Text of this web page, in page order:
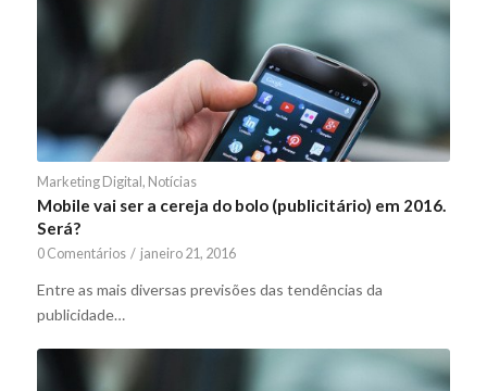
Marketing Digital , Notícias
Mobile vai ser a cereja do bolo (publicitário) em 2016.
Será?
0 Comentários / janeiro 21, 2016
Entre as mais diversas previsões das tendências da
publicidade…